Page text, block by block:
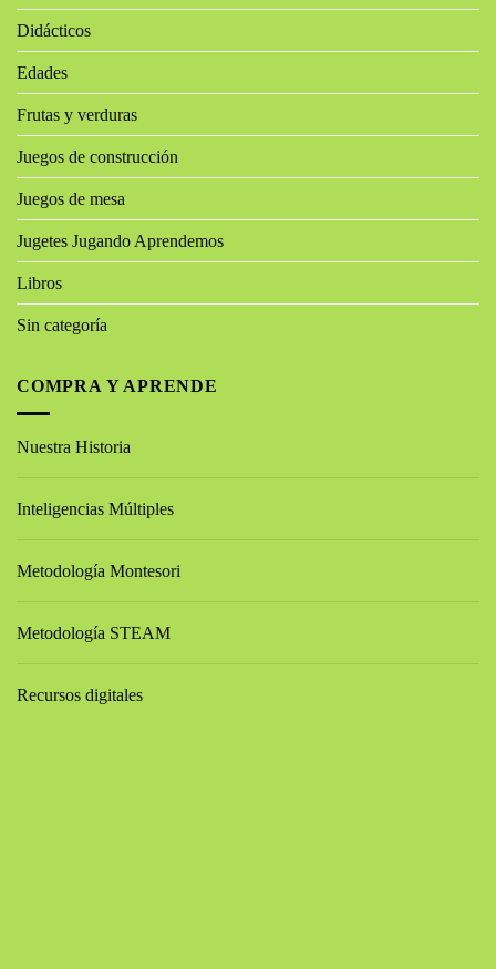
Didácticos
Edades
Frutas y verduras
Juegos de construcción
Juegos de mesa
Jugetes Jugando Aprendemos
Libros
Sin categoría
COMPRA Y APRENDE
Nuestra Historia
Inteligencias Múltiples
Metodología Montesori
Metodología STEAM
Recursos digitales